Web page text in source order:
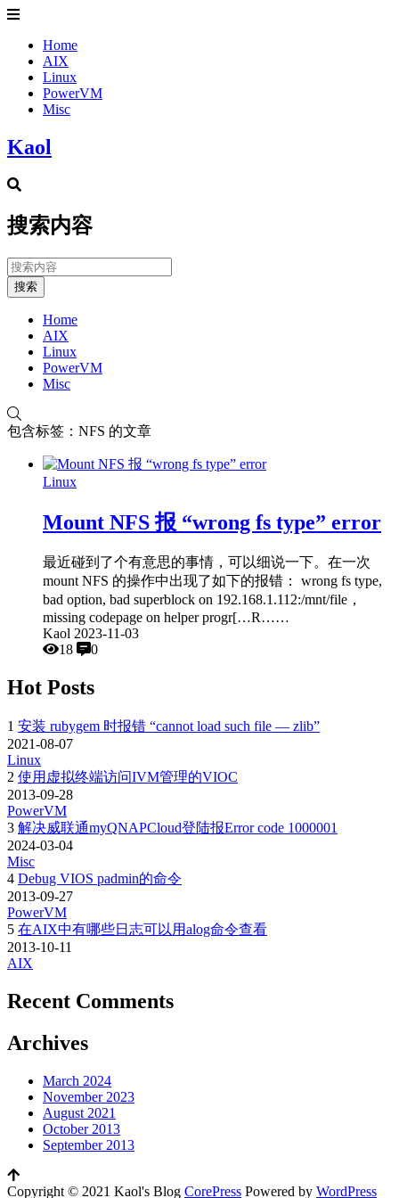
Home
AIX
Linux
PowerVM
Misc
Kaol
搜索内容
搜索
Home
AIX
Linux
PowerVM
Misc
包含标签：NFS 的文章
Linux
Mount NFS 报 “wrong fs type” error
最近碰到了个有意思的事情，可以细说一下。在一次
mount NFS 的操作中出现了如下的报错： wrong fs type,
bad option, bad superblock on 192.168.1.112:/mnt/file，
missing codepage on helper progr[…R……
Kaol 2023-11-03
18
0
Hot Posts
1 安装 rubygem 时报错 “cannot load such file — zlib”
2021-08-07
Linux
2 使用虚拟终端访问IVM管理的VIOC
2013-09-28
PowerVM
3 解决威联通myQNAPCloud登陆报Error code 1000001
2024-03-04
Misc
4 Debug VIOS padmin的命令
2013-09-27
PowerVM
5 在AIX中有哪些日志可以用alog命令查看
2013-10-11
AIX
Recent Comments
Archives
March 2024
November 2023
August 2021
October 2013
September 2013
Copyright © 2021 Kaol's Blog CorePress Powered by WordPress